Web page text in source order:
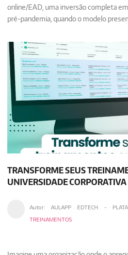
online/EAD, uma inversão completa
pré-pandemia, quando o modelo
TRANSFORME SEUS
UNIVERSIDADE CORPORATIVA
Autor:AULAPP EDTECH -
TREINAMENTOS